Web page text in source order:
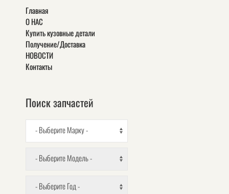
Главная
О НАС
Купить кузовные детали
Получение/Доставка
НОВОСТИ
Контакты
Поиск запчастей
- Выберите Марку -
- Выберите Модель -
- Выберите Год -